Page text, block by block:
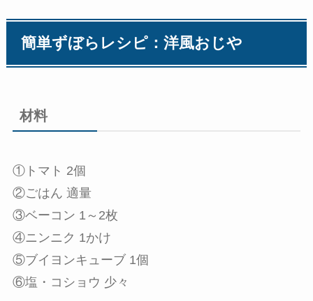
簡単ずぼらレシピ：洋風おじや
材料
①トマト 2個
②ごはん 適量
③ベーコン 1～2枚
④ニンニク 1かけ
⑤ブイヨンキューブ 1個
⑥塩・コショウ 少々